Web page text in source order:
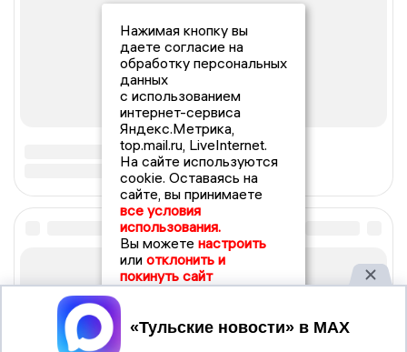
Нажимая кнопку вы
даете согласие на
обработку персональных
данных
с использованием
интернет-сервиса
Яндекс.Метрика,
top.mail.ru, LiveInternet.
На сайте используются
cookie. Оставаясь на
сайте, вы принимаете
все условия
использования.
Вы можете настроить
или отклонить и
покинуть сайт
Принять